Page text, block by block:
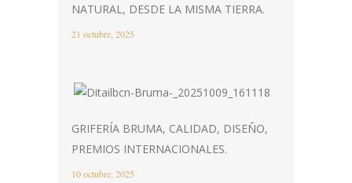
NATURAL, DESDE LA MISMA TIERRA.
21 octubre, 2025
GRIFERÍA BRUMA, CALIDAD, DISEÑO,
PREMIOS INTERNACIONALES.
10 octubre, 2025